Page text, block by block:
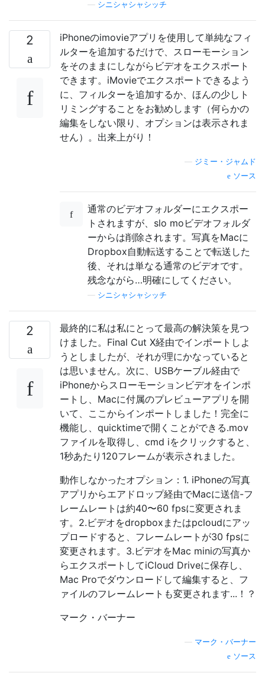
シニシャシャシッチ
2
iPhoneのimovieアプリを使用して単純なフィ
ルターを追加するだけで、スローモーション
をそのままにしながらビデオをエクスポート
できます。iMovieでエクスポートできるよう
に、フィルターを追加するか、ほんの少しト
リミングすることをお勧めします（何らかの
編集をしない限り、オプションは表示されま
せん）。出来上がり！
ジミー・ジャムド
ソース
通常のビデオフォルダーにエクスポー
トされますが、slo moビデオフォルダ
ーからは削除されます。写真をMacに
Dropbox自動転送することで転送した
後、それは単なる通常のビデオです。
残念ながら…明確にしてください。
シニシャシャシッチ
2
最終的に私は私にとって最高の解決策を見つ
けました。Final Cut X経由でインポートしよ
うとしましたが、それが理にかなっていると
は思いません。次に、USBケーブル経由で
iPhoneからスローモーションビデオをインポ
ートし、Macに付属のプレビューアプリを開
いて、ここからインポートしました！完全に
機能し、quicktimeで開くことができる.mov
ファイルを取得し、cmd iをクリックすると、
1秒あたり120フレームが表示されました。
動作しなかったオプション：1. iPhoneの写真
アプリからエアドロップ経由でMacに送信-フ
レームレートは約40〜60 fpsに変更されま
す。2.ビデオをdropboxまたはpcloudにアッ
プロードすると、フレームレートが30 fpsに
変更されます。3.ビデオをMac miniの写真か
らエクスポートしてiCloud Driveに保存し、
Mac Proでダウンロードして編集すると、フ
ァイルのフレームレートも変更されます...！？
マーク・バーナー
マーク・バーナー
ソース